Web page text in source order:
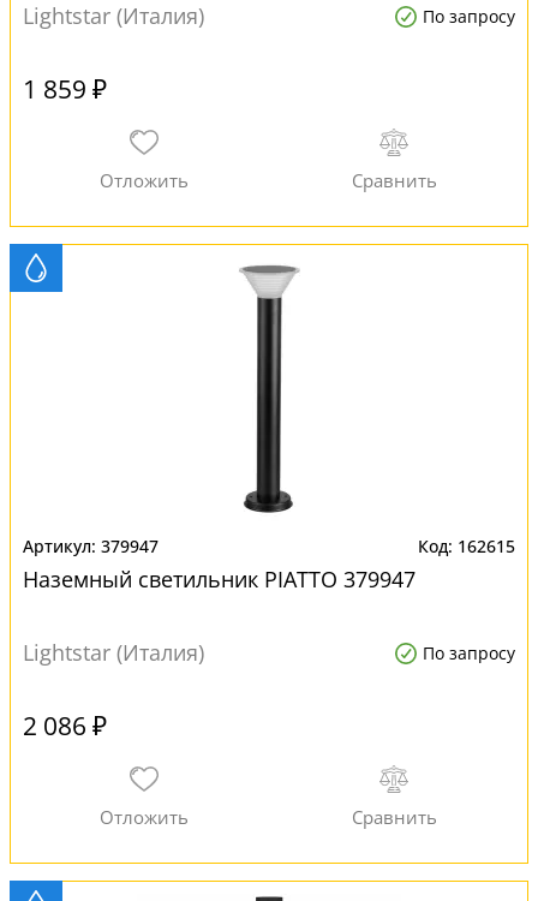
Lightstar (Италия) По запросу
1 859 ₽
379947 162615
Наземный светильник PIATTO 379947
Lightstar (Италия) По запросу
2 086 ₽